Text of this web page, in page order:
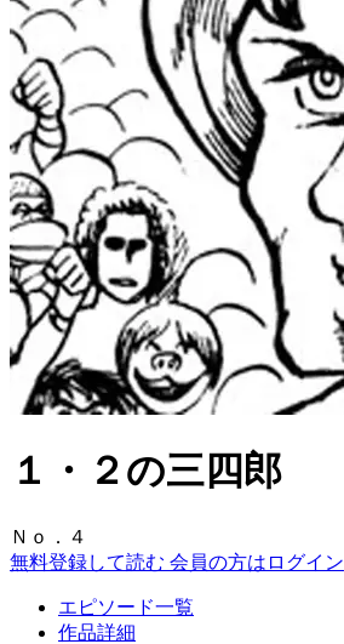
１・２の三四郎
Ｎｏ．４
無料登録して読む 会員の方はログイン
エピソード一覧
作品詳細